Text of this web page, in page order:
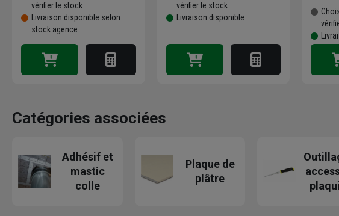
vérifier le stock
Livraison disponible selon
stock agence
vérifier le stock
Livraison disponible
Catégories associées
Adhésif et
mastic
colle
Plaque de
plâtre